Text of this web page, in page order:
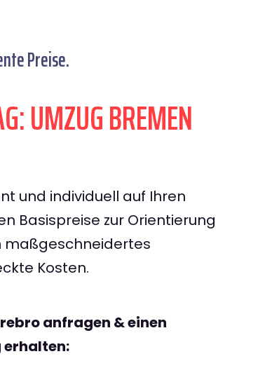
Preise.
UMZUG BREMEN
und individuell auf Ihren
Basispreise zur Orientierung
maßgeschneidertes
Kosten.
anfragen & einen